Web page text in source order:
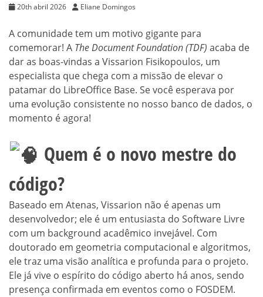
20th abril 2026 Eliane Domingos
A comunidade tem um motivo gigante para
comemorar! A The Document Foundation (TDF) acaba de
dar as boas-vindas a Vissarion Fisikopoulos, um
especialista que chega com a missão de elevar o
patamar do LibreOffice Base. Se você esperava por
uma evolução consistente no nosso banco de dados, o
momento é agora!
Quem é o novo mestre do
código?
Baseado em Atenas, Vissarion não é apenas um
desenvolvedor; ele é um entusiasta do Software Livre
com um background acadêmico invejável. Com
doutorado em geometria computacional e algoritmos,
ele traz uma visão analítica e profunda para o projeto.
Ele já vive o espírito do código aberto há anos, sendo
presença confirmada em eventos como o FOSDEM.